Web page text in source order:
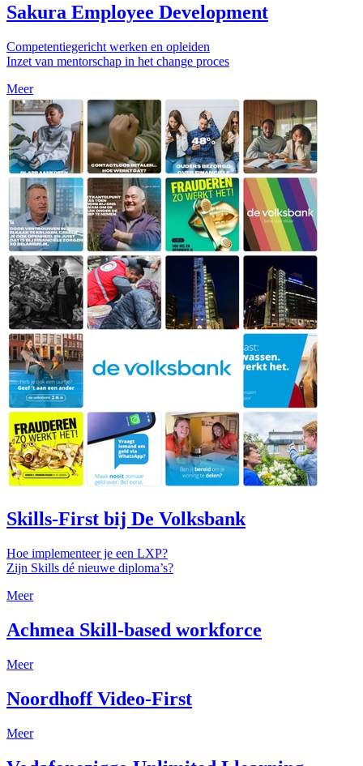
Sakura Employee Development
Competentiegericht werken en opleiden
Inzet van mentorschap in het change proces
Meer
Skills-First bij De Volksbank
Hoe implementeer je een LXP?
Zijn Skills dé nieuwe diploma’s?
Meer
Achmea Skill-based workforce
Meer
Noordhoff Video-First
Meer